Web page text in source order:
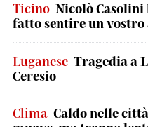
Ticino Nicolò Casolini
fatto sentire un vostro
Luganese Tragedia a
Ceresio
Clima Caldo nelle